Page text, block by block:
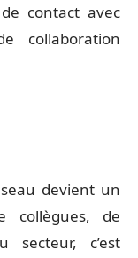
contact avec
collaboration
devient un
collègues, de
c’est